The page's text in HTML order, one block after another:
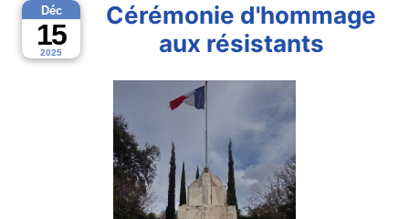
Cérémonie d'hommage
aux résistants
15
Déc
2025